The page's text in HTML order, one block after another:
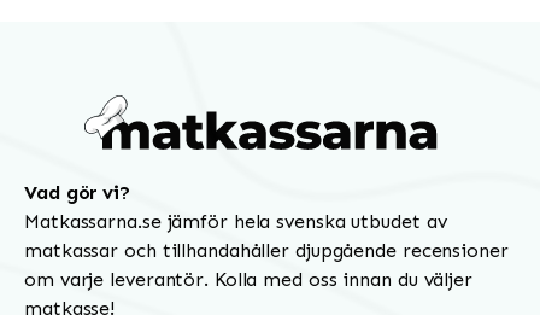
Vad gör vi?
Matkassarna.se jämför hela svenska utbudet av
matkassar och tillhandahåller djupgående recensioner
om varje leverantör. Kolla med oss innan du väljer
matkasse!